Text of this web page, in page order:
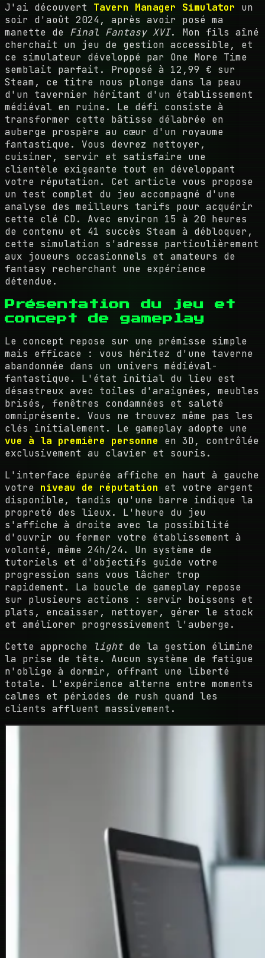
J'ai découvert Tavern Manager Simulator un
soir d'août 2024, après avoir posé ma
manette de Final Fantasy XVI. Mon fils aîné
cherchait un jeu de gestion accessible, et
ce simulateur développé par One More Time
semblait parfait. Proposé à 12,99 € sur
Steam, ce titre nous plonge dans la peau
d'un tavernier héritant d'un établissement
médiéval en ruine. Le défi consiste à
transformer cette bâtisse délabrée en
auberge prospère au cœur d'un royaume
fantastique. Vous devrez nettoyer,
cuisiner, servir et satisfaire une
clientèle exigeante tout en développant
votre réputation. Cet article vous propose
un test complet du jeu accompagné d'une
analyse des meilleurs tarifs pour acquérir
cette clé CD. Avec environ 15 à 20 heures
de contenu et 41 succès Steam à débloquer,
cette simulation s'adresse particulièrement
aux joueurs occasionnels et amateurs de
fantasy recherchant une expérience
détendue.
Présentation du jeu et
concept de gameplay
Le concept repose sur une prémisse simple
mais efficace : vous héritez d'une taverne
abandonnée dans un univers médiéval-
fantastique. L'état initial du lieu est
désastreux avec toiles d'araignées, meubles
brisés, fenêtres condamnées et saleté
omniprésente. Vous ne trouvez même pas les
clés initialement. Le gameplay adopte une
vue à la première personne en 3D, contrôlée
exclusivement au clavier et souris.
L'interface épurée affiche en haut à gauche
votre niveau de réputation et votre argent
disponible, tandis qu'une barre indique la
propreté des lieux. L'heure du jeu
s'affiche à droite avec la possibilité
d'ouvrir ou fermer votre établissement à
volonté, même 24h/24. Un système de
tutoriels et d'objectifs guide votre
progression sans vous lâcher trop
rapidement. La boucle de gameplay repose
sur plusieurs actions : servir boissons et
plats, encaisser, nettoyer, gérer le stock
et améliorer progressivement l'auberge.
Cette approche
lightde la gestion élimine
la prise de tête. Aucun système de fatigue
n'oblige à dormir, offrant une liberté
totale. L'expérience alterne entre moments
calmes et périodes de rush quand les
clients affluent massivement.